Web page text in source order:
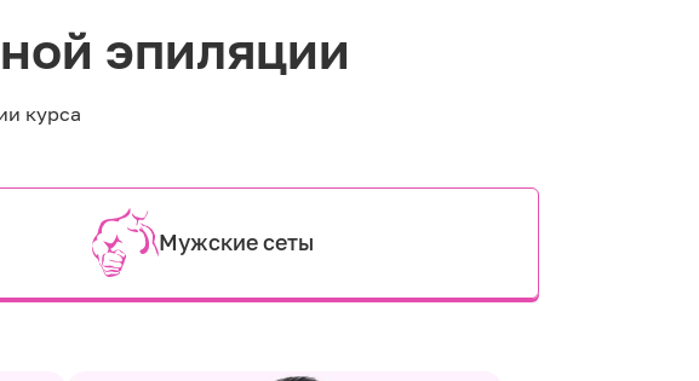
эпиляции
курса
Мужские сеты